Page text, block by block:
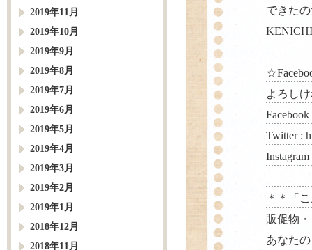
2019年11月
2019年10月
2019年9月
2019年8月
2019年7月
2019年6月
2019年5月
2019年4月
2019年3月
2019年2月
2019年1月
2018年12月
2018年11月
できた
KENICHI
よろし
Twitter :
＊＊「
販促物
あなた